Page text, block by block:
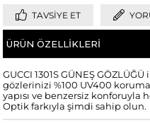
TAVSIYE ET
ÜRÜN ÖZELLIKLERI
GUCCI 1301S GÜNEŞ
gözlerinizi %100 UV400
yapısı ve benzersiz konforuyla
Optik farkıyla şimdi sahip olun.